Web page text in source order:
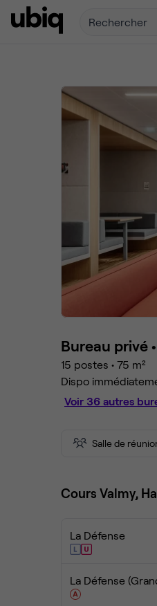
Rechercher
Bureau privé •
15 postes • 75 m²
Dispo
Voir 36 autres
Salle de
Cours Valmy,
La Défense
La Défense